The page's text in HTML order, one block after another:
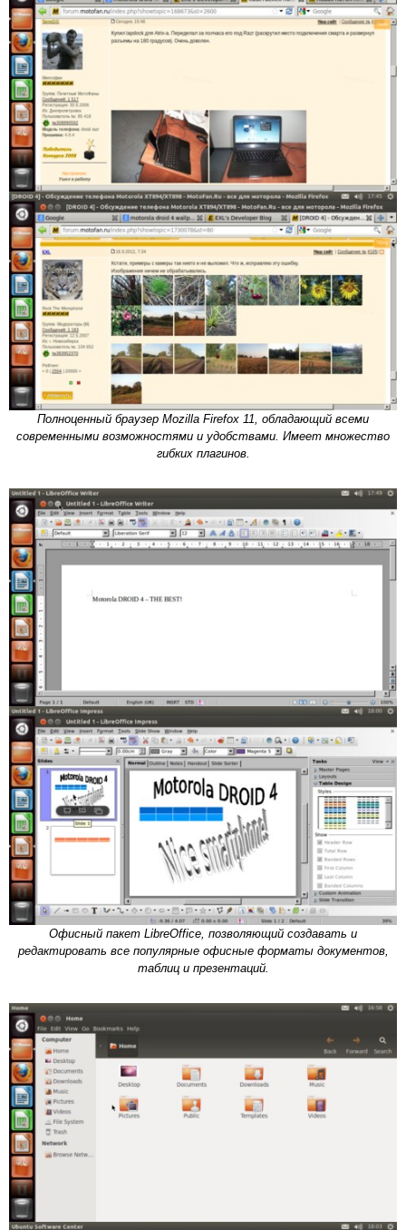
Полноценный браузер Mozilla Firefox 11, обладающий всеми
современными возможностями и удобствами. Имеет множество
гибких плагинов.
Офисный пакет LibreOffice, позволяющий создавать и
редактировать все популярные офисные форматы документов,
таблиц и презентаций.